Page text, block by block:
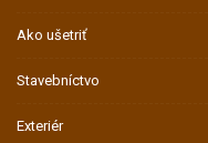
Ako ušetriť
Stavebníctvo
Exteriér